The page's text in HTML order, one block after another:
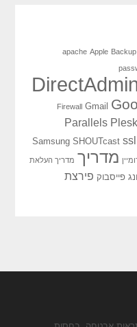
apache Apple Backup
Firewall Gmail
Parallels
Samsung SHOUTcast ssl
מדריך מדריך העלאת
פייסבוק פירצת